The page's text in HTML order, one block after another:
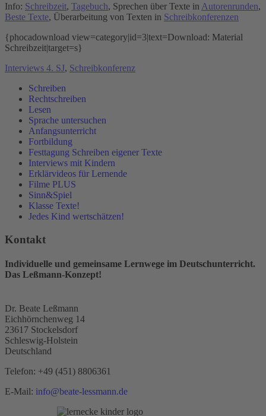
Info: Schreibzeit, Tagebuch, Sprechen über Texte in Autorenrunden,
Beste Texte, Überarbeitung von Texten in Schreibkonferenzen
{phocadownload view=category|id=3|text=Download: Material
Schreibzeit|target=s}
Interviews 4. SJ, Schreibkonferenz
Schreiben
Rechtschreiben
Lesen
Sprache untersuchen
Anfangsunterricht
Fortbildung
Festtagung Schreiben eigener Texte
Interviews mit Kindern
Erklärvideos für Lernende
Filme PLUS
Sinn&Spiel
Klasse Texte!
Jedes Kind wertschätzen!
Kontakt
Individuelle und gemeinsame Lernwege im Deutschunterricht.
Das Leßmann-Konzept!
Dr. Beate Leßmann
Eichhörnchenweg 14
23617 Stockelsdorf
Schleswig-Holstein
Deutschland
Telefon: +49 (451) 8806361
E-Mail: info@beate-lessmann.de